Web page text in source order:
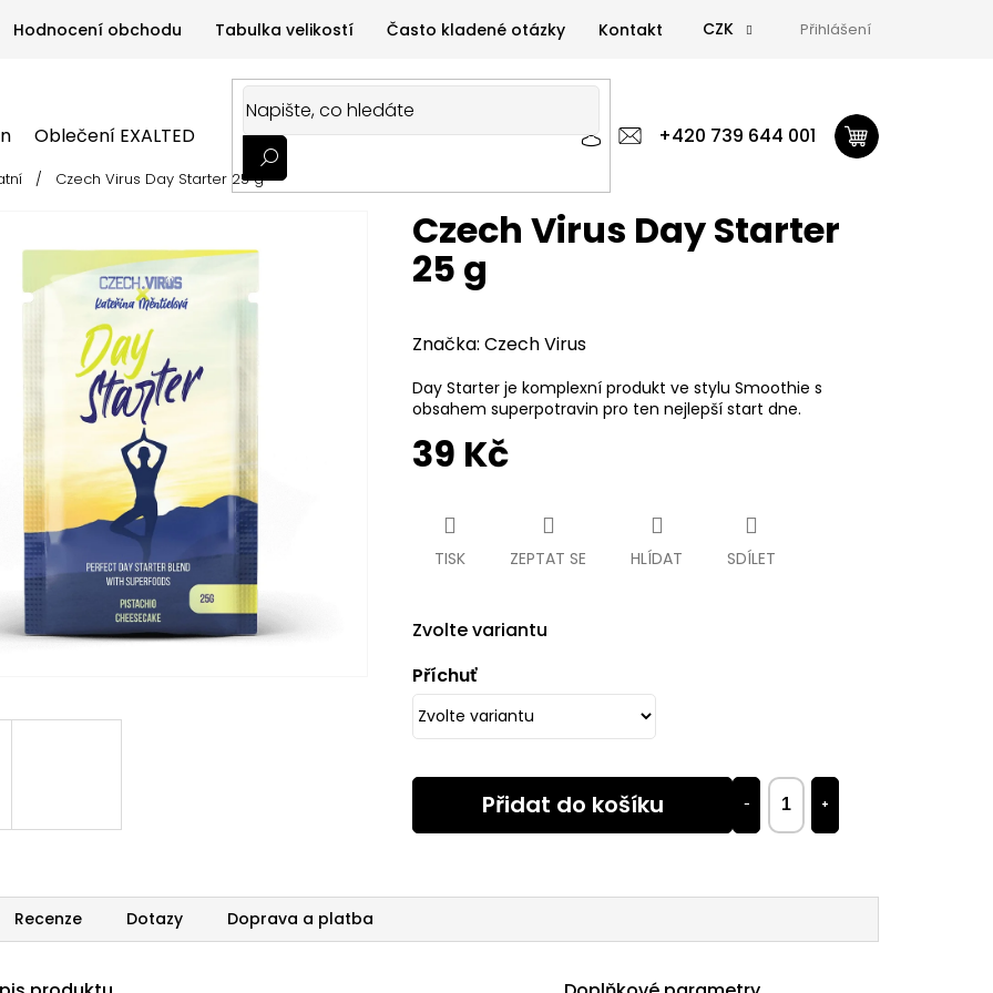
Hodnocení obchodu Tabulka velikostí Často kladené otázky Kontakt CZK Přihlášení
+420 739 644 001
Oblečení EXALTED Oblečení GYMTIME Sportovní výživa Zdravá výživa Doplňky GymTime Magazín
Oblečení GYMTIME Sportovní výživa Zdravá výživa Doplňky
/ Czech Virus Day Starter 25 g
39 Kč
Zvolte variantu
Příchuť
+
−
Přidat do košíku
Day Starter je komplexní produkt ve stylu Smoothie s
obsahem superpotravin pro ten nejlepší start dne.
TISK ZEPTAT SE HLÍDAT SDÍLET
Czech Virus Day Starter
25 g
Značka: Czech Virus
Recenze Dotazy Doprava a platba